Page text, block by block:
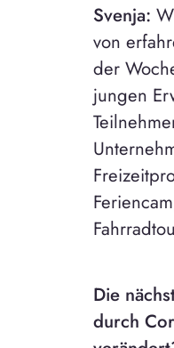
Svenja:
von
der
jungen
Die
durch